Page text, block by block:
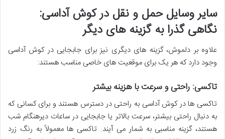
سایر وسایل حمل و نقل در کوش آداسی:
نگاهی گذرا به گزینه های دیگر
علاوه بر دلموش، گزینه های دیگری نیز برای جابجایی در کوش آداسی
وجود دارد که هر یک برای موقعیت های خاصی مناسب هستند:
تاکسی: راحتی و سرعت با هزینه بیشتر
تاکسی ها در کوش آداسی به راحتی در دسترس هستند و برای کسانی که
به دنبال راحتی بیشتر، سرعت بالاتر یا جابجایی در ساعات دیرهنگام شب
هستند، گزینه مناسبی به شمار می آیند. تاکسی ها معمولاً به رنگ زرد